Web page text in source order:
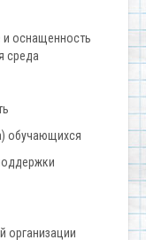
и оснащенность
среда
обучающихся
организации